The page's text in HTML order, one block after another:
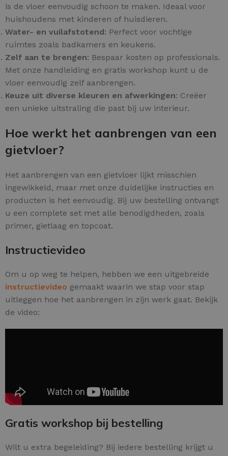
is de vloer eenvoudig schoon te maken. Ideaal voor
huishoudens met kinderen of huisdieren.
Water- en vuilafstotend: Perfect voor vochtige
ruimtes zoals badkamers en keukens.
Zelf aan te brengen: Bespaar kosten op professionals.
Met onze handleiding en gratis workshop kunt u de
vloer eenvoudig zelf aanbrengen.
Keuze uit diverse kleuren en afwerkingen: Creëer
een unieke uitstraling die past bij uw interieur.
Hoe werkt het aanbrengen van een
gietvloer?
Het aanbrengen van een gietvloer lijkt misschien
ingewikkeld, maar met onze duidelijke instructies en
producten is het eenvoudig. Bij uw bestelling ontvangt
u een complete set met alle benodigdheden, zoals
primer, gietlaag en topcoat.
Instructievideo
Om u op weg te helpen, hebben we een uitgebreide
instructievideo gemaakt waarin we stap voor stap
uitleggen hoe het aanbrengen in zijn werk gaat. Bekijk
de video:
Gratis workshop bij bestelling
Wilt u extra begeleiding? Bij iedere bestelling krijgt u